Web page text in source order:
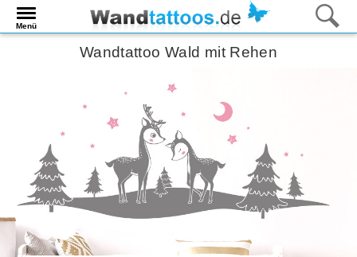
Menü
Wandtattoo Wald mit Rehen